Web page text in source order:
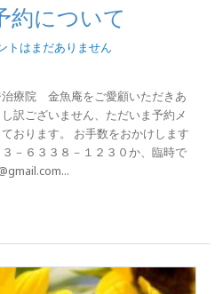
約について
トはまだありません
療院 金魚庵をご愛顧いただきあ
訳ございません、ただいま予約メ
おります。 お手数をおかけします
－６３３８－１２３０か、臨時で